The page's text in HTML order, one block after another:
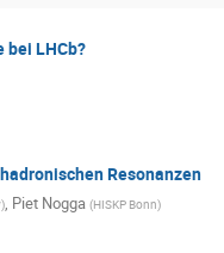
bei LHCb?
Resonanzen
), Piet Nogga (HISKP Bonn)